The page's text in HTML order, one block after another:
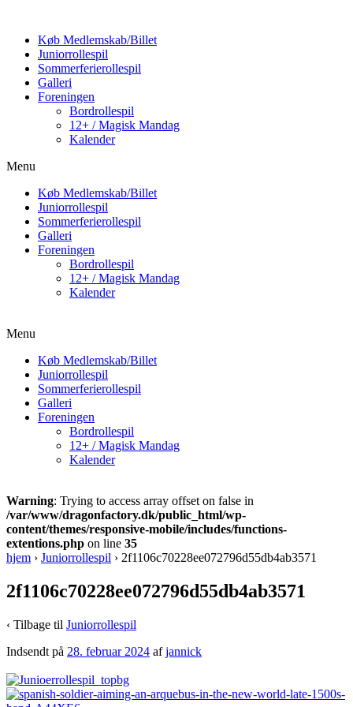
Køb Medlemskab/Billet
Juniorrollespil
Sommerferierollespil
Galleri
Foreningen
Bordrollespil
12+ / Magisk Mandag
Kalender
Menu
Køb Medlemskab/Billet
Juniorrollespil
Sommerferierollespil
Galleri
Foreningen
Bordrollespil
12+ / Magisk Mandag
Kalender
Menu
Køb Medlemskab/Billet
Juniorrollespil
Sommerferierollespil
Galleri
Foreningen
Bordrollespil
12+ / Magisk Mandag
Kalender
Warning: Trying to access array offset on false in
/var/www/dragonfactory.dk/public_html/wp-
content/themes/responsive-mobile/includes/functions-
extentions.php on line 35
hjem › Juniorrollespil › 2f1106c70228ee072796d55db4ab3571
2f1106c70228ee072796d55db4ab3571
‹ Tilbage til Juniorrollespil
Indsendt på 28. februar 2024 afjannick